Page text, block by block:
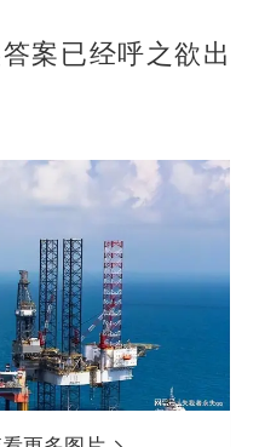
案已经呼之欲出